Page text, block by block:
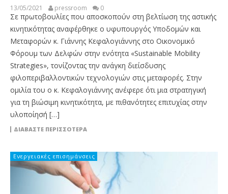
13/05/2021 pressroom 0
Σε πρωτοβουλίες που αποσκοπούν στη βελτίωση της αστικής
κινητικότητας αναφέρθηκε ο υφυπουργός Υποδομών και
Μεταφορών κ. Γιάννης Κεφαλογιάννης στο Οικονομικό
Φόρουμ των Δελφών στην ενότητα «Sustainable Mobility
Strategies», τονίζοντας την ανάγκη διείσδυσης
φιλοπεριβαλλοντικών τεχνολογιών στις μεταφορές. Στην
ομιλία του ο κ. Κεφαλογιάννης ανέφερε ότι μια στρατηγική
για τη βιώσιμη κινητικότητα, με πιθανότητες επιτυχίας στην
υλοποίησή […]
ΔΙΑΒΆΣΤΕ ΠΕΡΙΣΣΌΤΕΡΑ
Ενεργειακές επισημάνσεις